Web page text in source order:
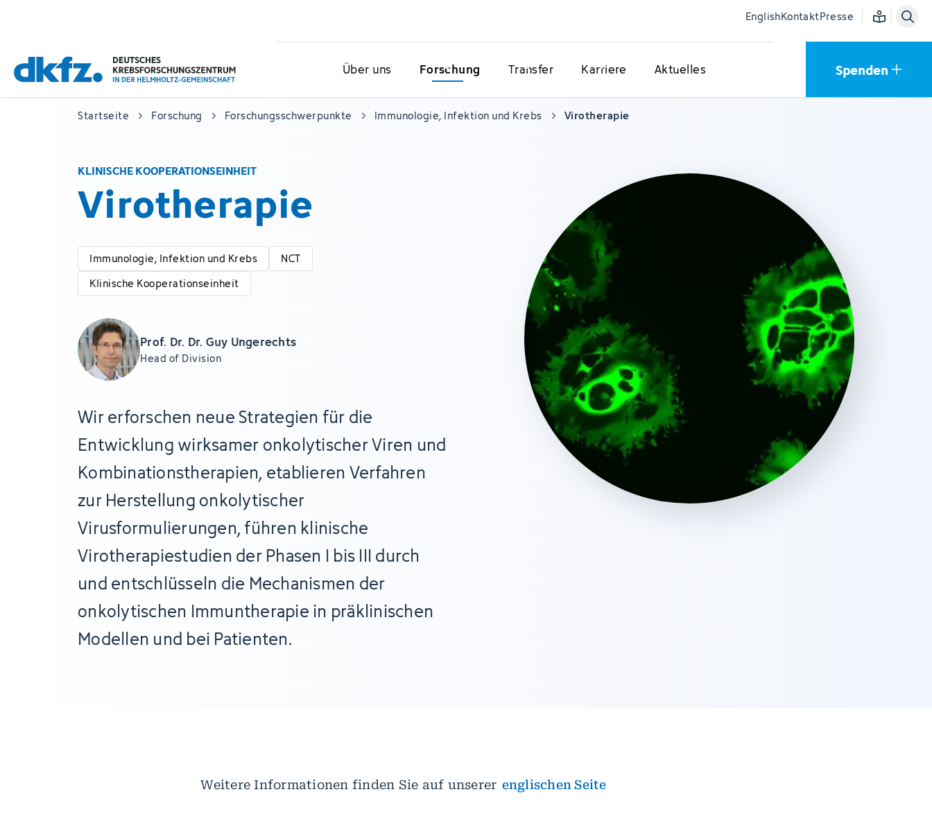
EnglishKontaktPresse Einfache
Über uns Forschung Transfer Karriere Aktuelles Spenden
Startseite Forschung Forschungsschwerpunkte Immunologie, Infektion und Krebs Virotherapie
KLINISCHE KOOPERATIONSEINHEIT
Virotherapie
Immunologie, Infektion und Krebs
NCT
Klinische Kooperationseinheit
Prof. Dr. Dr. Guy Ungerechts
Head of Division
Wir erforschen neue Strategien für die
Entwicklung wirksamer onkolytischer Viren und
Kombinationstherapien, etablieren Verfahren
zur Herstellung onkolytischer
Virusformulierungen, führen klinische
Virotherapiestudien der Phasen I bis III durch
und entschlüsseln die Mechanismen der
onkolytischen Immuntherapie in präklinischen
Modellen und bei Patienten.
Weitere Informationen finden Sie auf unserer englischen Seite